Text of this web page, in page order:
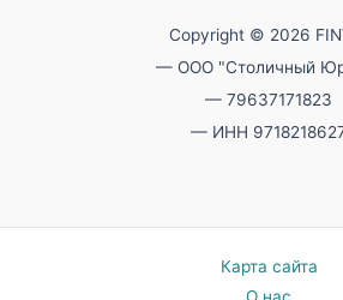
Copyright © 2026
— ООО "Столичный
— 79637171823
— ИНН
Карта сайта